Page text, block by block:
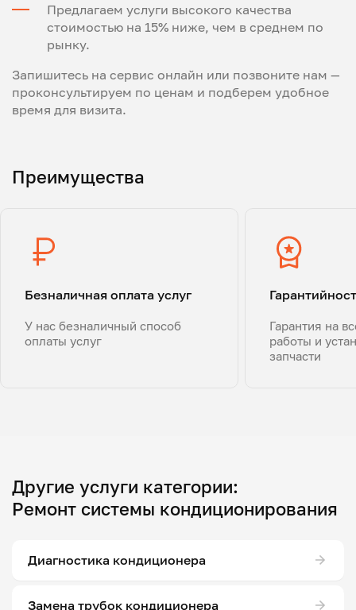
Предлагаем услуги высокого качества
стоимостью на 15% ниже, чем в среднем по
рынку.
Запишитесь на сервис онлайн или позвоните нам —
проконсультируем по ценам и подберем удобное
время для визита.
Преимущества
Безналичная оплата услуг
У нас безналичный способ
оплаты услуг
Гарантия на
работы и
запчасти
Другие услуги категории:
Ремонт системы кондиционирования
Диагностика кондиционера
Замена трубок кондиционера